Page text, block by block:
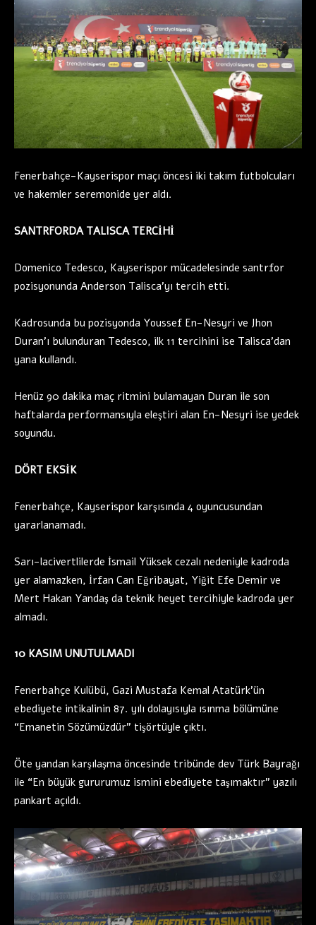
Fenerbahçe-Kayserispor maçı öncesi iki takım futbolcuları
ve hakemler seremonide yer aldı.
SANTRFORDA TALISCA TERCİHİ
Domenico Tedesco, Kayserispor mücadelesinde santrfor
pozisyonunda Anderson Talisca’yı tercih etti.
Kadrosunda bu pozisyonda Youssef En-Nesyri ve Jhon
Duran’ı bulunduran Tedesco, ilk 11 tercihini ise Talisca’dan
yana kullandı.
Henüz 90 dakika maç ritmini bulamayan Duran ile son
haftalarda performansıyla eleştiri alan En-Nesyri ise yedek
soyundu.
DÖRT EKSİK
Fenerbahçe, Kayserispor karşısında 4 oyuncusundan
yararlanamadı.
Sarı-lacivertlilerde İsmail Yüksek cezalı nedeniyle kadroda
yer alamazken, İrfan Can Eğribayat, Yiğit Efe Demir ve
Mert Hakan Yandaş da teknik heyet tercihiyle kadroda yer
almadı.
10 KASIM UNUTULMADI
Fenerbahçe Kulübü, Gazi Mustafa Kemal Atatürk’ün
ebediyete intikalinin 87. yılı dolayısıyla ısınma bölümüne
“Emanetin Sözümüzdür” tişörtüyle çıktı.
Öte yandan karşılaşma öncesinde tribünde dev Türk Bayrağı
ile “En büyük gururumuz ismini ebediyete taşımaktır” yazılı
pankart açıldı.